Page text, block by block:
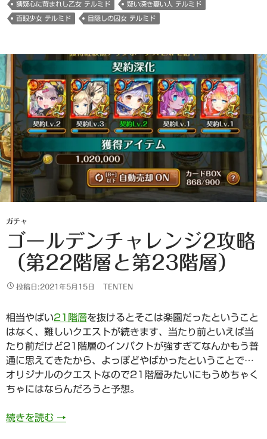
猜疑心に苛まれし乙女 テルミド 疑い深き憂い人 テルミド
百眼少女 テルミド 目隠しの囚女 テルミド
ガチャ
ゴールデンチャレンジ2攻略
（第22階層と第23階層）
投稿日:2021年5月15日 TENTEN
相当やばい21階層を抜けるとそこは楽園だったということ
はなく、難しいクエストが続きます、当たり前といえば当
たり前だけど21階層のインパクトが強すぎてなんかもう普
通に思えてきたから、よっぽどやばかったということで…
オリジナルのクエストなので21階層みたいにもうめちゃく
ちゃにはならんだろうと予想。
続きを読む ゴールデンチャレンジ2攻略（第22階層と第23
→